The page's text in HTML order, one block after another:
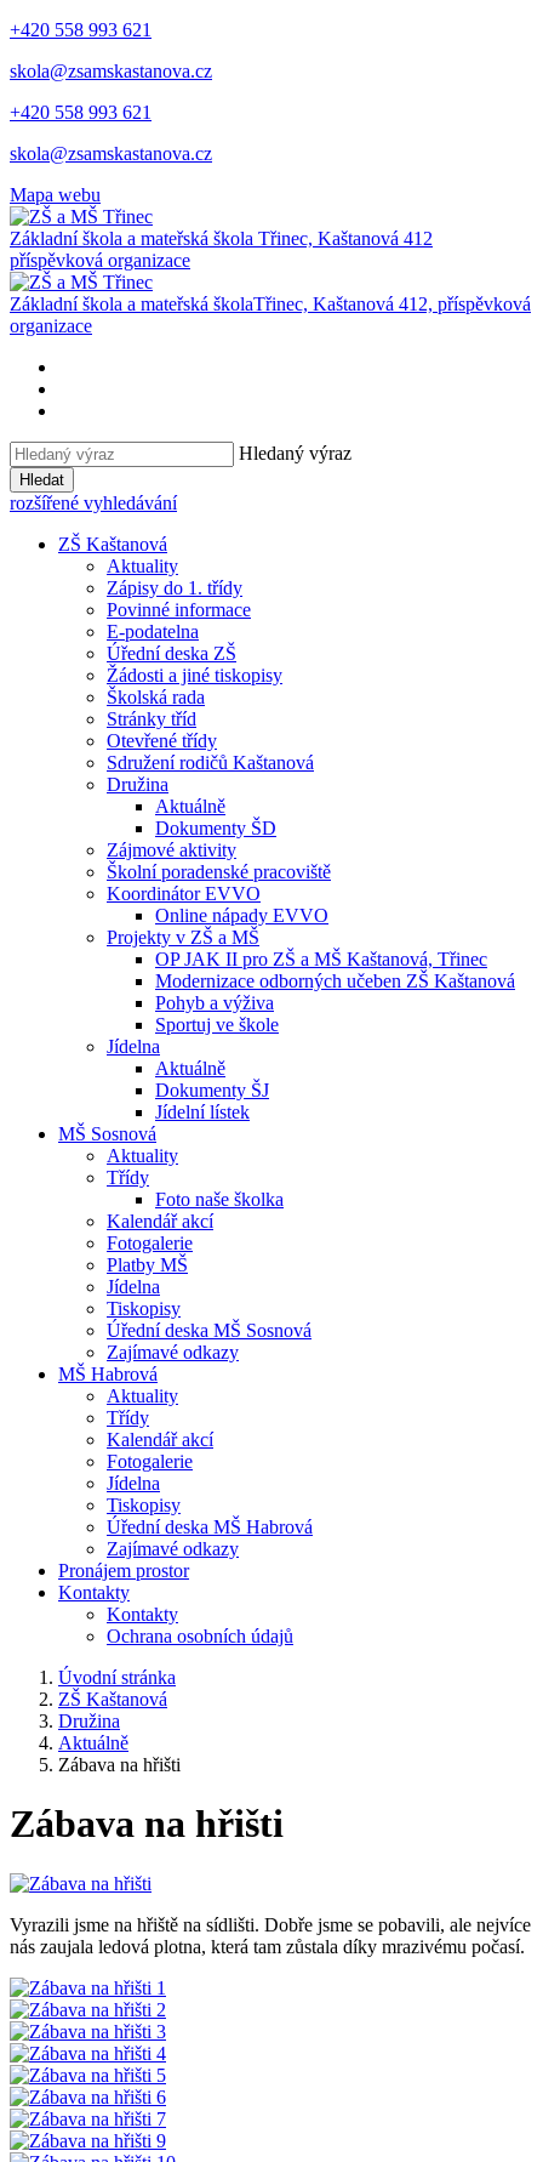
+420 558 993 621
skola@zsamskastanova.cz
+420 558 993 621
skola@zsamskastanova.cz
Mapa webu
Základní škola a mateřská škola Třinec, Kaštanová 412
příspěvková organizace
Základní škola a mateřská školaTřinec, Kaštanová 412, příspěvková
organizace
Hledaný výraz
Hledat
rozšířené vyhledávání
ZŠ Kaštanová
Aktuality
Zápisy do 1. třídy
Povinné informace
E-podatelna
Úřední deska ZŠ
Žádosti a jiné tiskopisy
Školská rada
Stránky tříd
Otevřené třídy
Sdružení rodičů Kaštanová
Družina
Aktuálně
Dokumenty ŠD
Zájmové aktivity
Školní poradenské pracoviště
Koordinátor EVVO
Online nápady EVVO
Projekty v ZŠ a MŠ
OP JAK II pro ZŠ a MŠ Kaštanová, Třinec
Modernizace odborných učeben ZŠ Kaštanová
Pohyb a výživa
Sportuj ve škole
Jídelna
Aktuálně
Dokumenty ŠJ
Jídelní lístek
MŠ Sosnová
Aktuality
Třídy
Foto naše školka
Kalendář akcí
Fotogalerie
Platby MŠ
Jídelna
Tiskopisy
Úřední deska MŠ Sosnová
Zajímavé odkazy
MŠ Habrová
Aktuality
Třídy
Kalendář akcí
Fotogalerie
Jídelna
Tiskopisy
Úřední deska MŠ Habrová
Zajímavé odkazy
Pronájem prostor
Kontakty
Kontakty
Ochrana osobních údajů
Úvodní stránka
ZŠ Kaštanová
Družina
Aktuálně
Zábava na hřišti
Zábava na hřišti
Vyrazili jsme na hřiště na sídlišti. Dobře jsme se pobavili, ale nejvíce
nás zaujala ledová plotna, která tam zůstala díky mrazivému počasí.